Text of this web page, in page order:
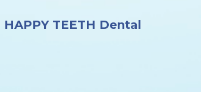
HAPPY TEETH Dental